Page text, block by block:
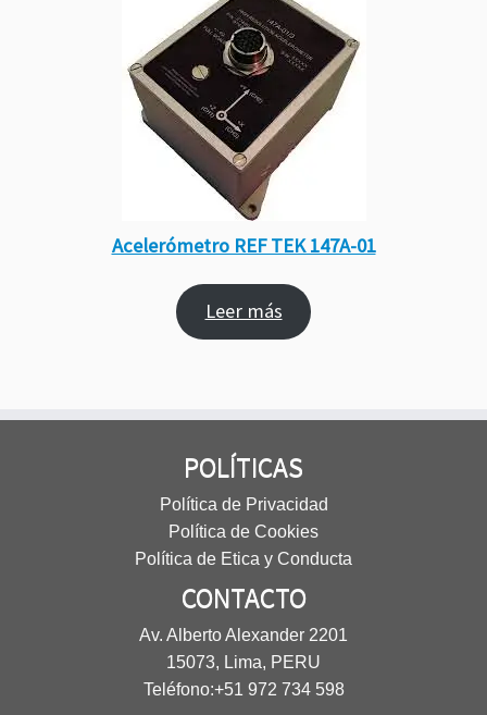
Acelerómetro REF TEK 147A-01
Leer más
POLÍTICAS
Política de Privacidad
Política de Cookies
Política de Etica y Conducta
CONTACTO
Av. Alberto Alexander 2201
15073, Lima, PERU
Teléfono:+51 972 734 598